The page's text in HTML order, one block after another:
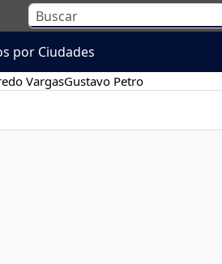
por Ciudades
VargasGustavo Petro